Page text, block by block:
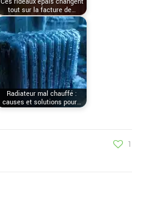
tout sur la facture de…
Radiateur mal chauffé :
causes et solutions pour…
1